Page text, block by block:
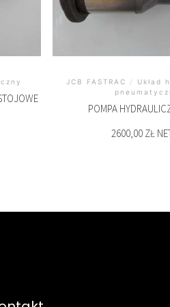
JCB FASTRAC /
Układ
POMPA
2600,00 ZŁ